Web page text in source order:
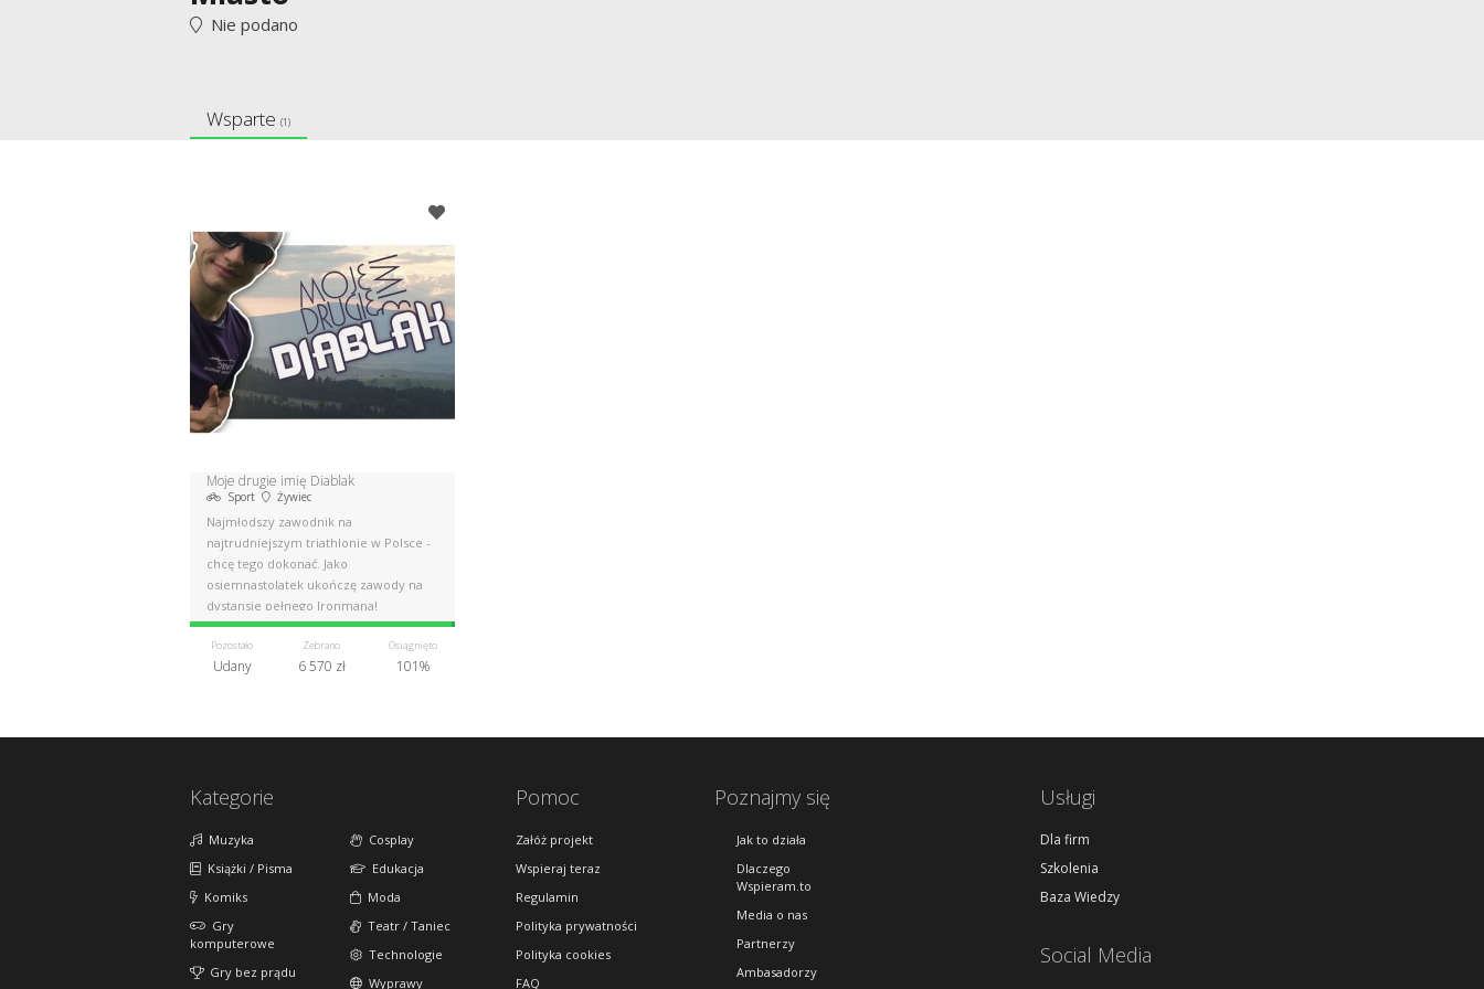
Nie podano
Wsparte (1)
Moje drugie imię Diablak
Sport Żywiec
Najmłodszy zawodnik na
najtrudniejszym triathlonie w Polsce -
chcę tego dokonać. Jako
osiemnastolatek ukończę zawody na
dystansie pełnego Ironmana!
Pozostało
Udany
Zebrano
6 570 zł
Osiągnięto
101%
Kategorie
Muzyka
Książki / Pisma
Komiks
Gry
komputerowe
Gry bez prądu
Cosplay
Edukacja
Moda
Teatr / Taniec
Technologie
Wyprawy
Pomoc
Załóż projekt
Wspieraj teraz
Regulamin
Polityka prywatności
Polityka cookies
FAQ
Poznajmy się
Jak to działa
Dlaczego
Wspieram.to
Media o nas
Partnerzy
Ambasadorzy
Usługi
Dla firm
Szkolenia
Baza Wiedzy
Social Media